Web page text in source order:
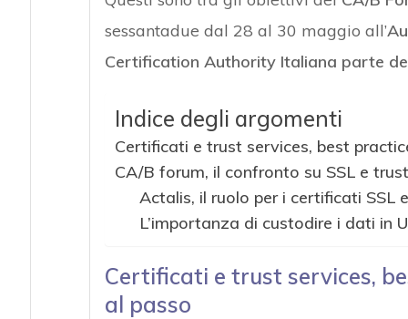
sessantadue dal 28 al 30 maggio all’
Certification Authority Italiana parte
Indice degli argomenti
Certificati e trust services, best
CA/B forum, il confronto su SSL e
Actalis, il ruolo per i certificati SSL
L’importanza di custodire i dati in
Certificati e trust services,
al passo